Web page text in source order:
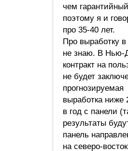
чем
поэтому я и
про 35-40 лет.
Про выработку в
не знаю. В Нью-
контракт на
не будет
прогнозируемая
выработка ниже
в год с панели
результаты
панель
на северо-восток